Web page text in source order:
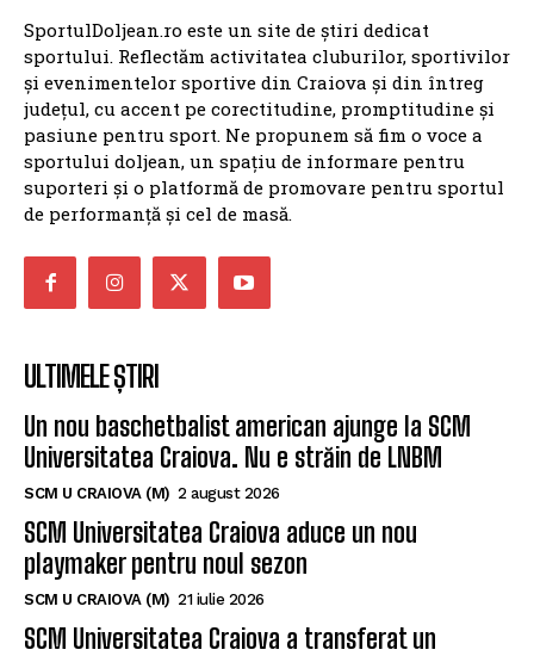
SPORTUL DOLJEAN
SportulDoljean.ro este un site de știri dedicat
sportului. Reflectăm activitatea cluburilor, sportivilor
și evenimentelor sportive din Craiova și din întreg
județul, cu accent pe corectitudine, promptitudine și
pasiune pentru sport. Ne propunem să fim o voce a
sportului doljean, un spațiu de informare pentru
suporteri și o platformă de promovare pentru sportul
de performanță și cel de masă.
ULTIMELE ȘTIRI
Un nou baschetbalist american ajunge la SCM
Universitatea Craiova. Nu e străin de LNBM
SCM U CRAIOVA (M) 2 august 2026
SCM Universitatea Craiova aduce un nou
playmaker pentru noul sezon